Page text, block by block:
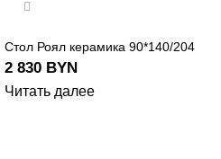
Стол Роял керамика 90*140/204
2 830 BYN
Читать далее